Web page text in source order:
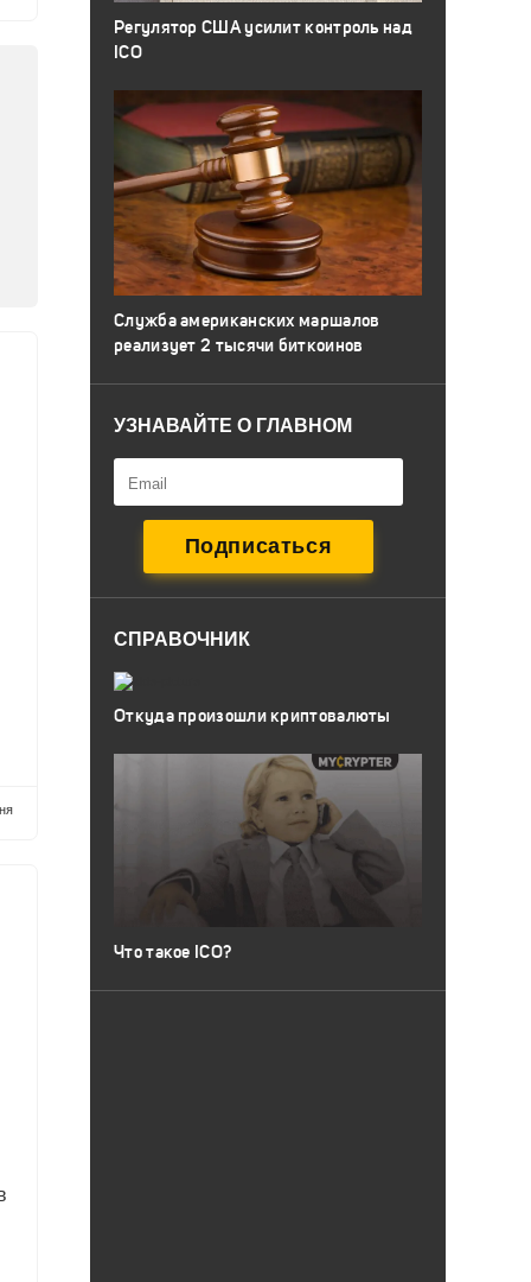
Регулятор США усилит контроль над
ICO
Служба американских маршалов
реализует 2 тысячи биткоинов
УЗНАВАЙТЕ О ГЛАВНОМ
СПРАВОЧНИК
Откуда произошли криптовалюты
Что такое ICO?